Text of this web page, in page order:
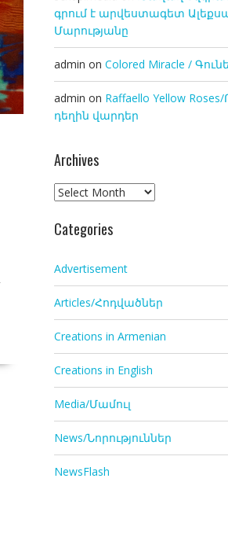
գրում է արվեստագետ
Մարությանը
admin on Colored Miracle /
admin on Raffaello Yellow
դեղին վարդեր
Archives
Archives
Categories
Advertisement
Articles/Հոդվածներ
Creations in Armenian
Creations in English
Media/Մամուլ
News/Նորություններ
NewsFlash